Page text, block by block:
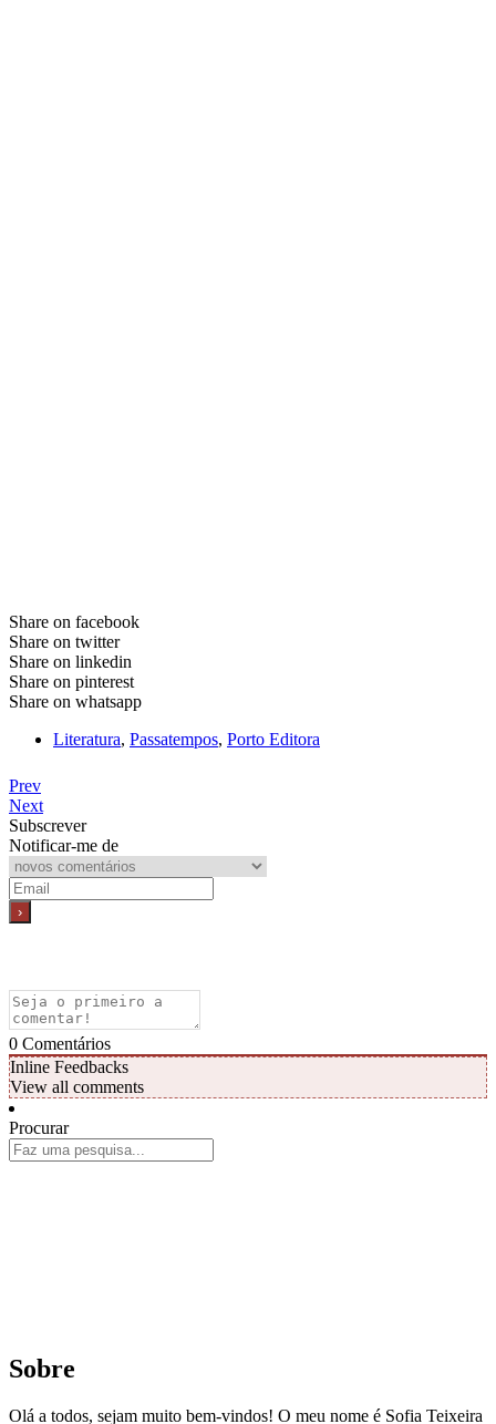
Share on facebook
Share on twitter
Share on linkedin
Share on pinterest
Share on whatsapp
Literatura, Passatempos, Porto Editora
Prev
Next
Subscrever
Notificar-me de
0 Comentários
Inline Feedbacks
View all comments
Procurar
Sobre
Olá a todos, sejam muito bem-vindos! O meu nome é Sofia Teixeira